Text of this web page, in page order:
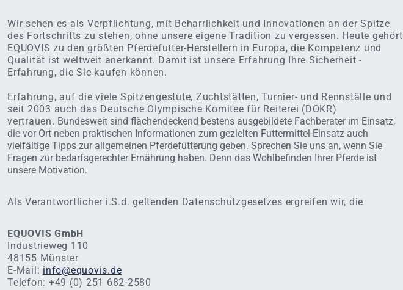
Wir sehen es als Verpflichtung, mit Beharrlichkeit und Innovationen an der Spitze
des Fortschritts zu stehen, ohne unsere eigene Tradition zu vergessen. Heute gehört
EQUOVIS zu den größten Pferdefutter-Herstellern in Europa, die Kompetenz und
Qualität ist weltweit anerkannt. Damit ist unsere Erfahrung Ihre Sicherheit -
Erfahrung, die Sie kaufen können.
Erfahrung, auf die viele Spitzengestüte, Zuchtstätten, Turnier- und Rennställe und
seit 2003 auch das Deutsche Olympische Komitee für Reiterei (DOKR)
vertrauen. Bundesweit sind flächendeckend bestens ausgebildete Fachberater im Einsatz,
die vor Ort neben praktischen Informationen zum gezielten Futtermittel-Einsatz auch
vielfältige Tipps zur allgemeinen Pferdefütterung geben. Sprechen Sie uns an, wenn Sie
Fragen zur bedarfsgerechter Ernährung haben. Denn das Wohlbefinden Ihrer Pferde ist
unsere Motivation.
Als Verantwortlicher i.S.d. geltenden Datenschutzgesetzes ergreifen wir, die
EQUOVIS GmbH
Industrieweg 110
48155 Münster
E-Mail: info@equovis.de
Telefon: +49 (0) 251 682-2580